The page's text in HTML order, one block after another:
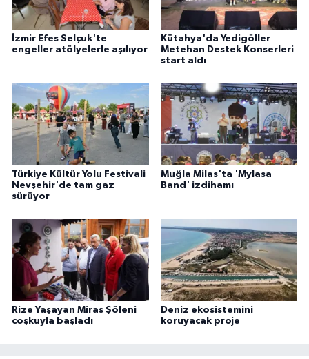
İzmir Efes Selçuk'te
engeller atölyelerle aşılıyor
Kütahya'da Yedigöller
Metehan Destek Konserleri
start aldı
Türkiye Kültür Yolu Festivali
Nevşehir'de tam gaz
sürüyor
Muğla Milas'ta 'Mylasa
Band' izdihamı
Rize Yaşayan Miras Şöleni
coşkuyla başladı
Deniz ekosistemini
koruyacak proje